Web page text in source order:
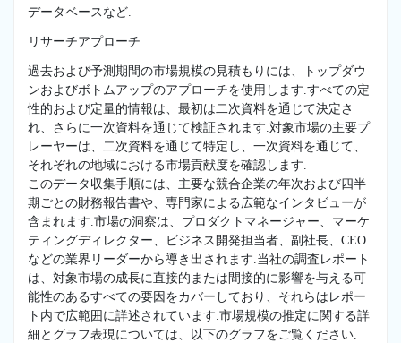
データベースなど.
リサーチアプローチ
過去および予測期間の市場規模の見積もりには、トップダウ
ンおよびボトムアップのアプローチを使用します.すべての定
性的および定量的情報は、最初は二次資料を通じて決定さ
れ、さらに一次資料を通じて検証されます.対象市場の主要プ
レーヤーは、二次資料を通じて特定し、一次資料を通じて、
それぞれの地域における市場貢献度を確認します.
このデータ収集手順には、主要な競合企業の年次および四半
期ごとの財務報告書や、専門家による広範なインタビューが
含まれます.市場の洞察は、プロダクトマネージャー、マーケ
ティングディレクター、ビジネス開発担当者、副社長、CEO
などの業界リーダーから導き出されます.当社の調査レポート
は、対象市場の成長に直接的または間接的に影響を与える可
能性のあるすべての要因をカバーしており、それらはレポー
ト内で広範囲に詳述されています.市場規模の推定に関する詳
細とグラフ表現については、以下のグラフをご覧ください.